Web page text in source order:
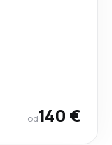
od140 €